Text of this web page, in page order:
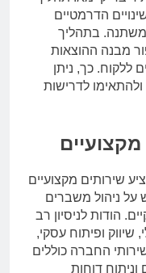
הדרמטיים
בתהליך
מבנה ההוצאות
ללקוח. כך, ניתן
לדרישות
שירותים מקצועיים
ניהול משברים
הודות לניסיון רב
ופיתוח עסקי,
החברה כוללים
וניתוח דוחות